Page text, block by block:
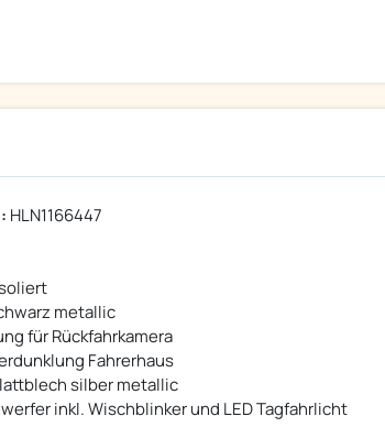
HLN1166447
metallic
für Rückfahrkamera
Fahrerhaus
silber metallic
inkl. Wischblinker und LED Tagfahrlicht